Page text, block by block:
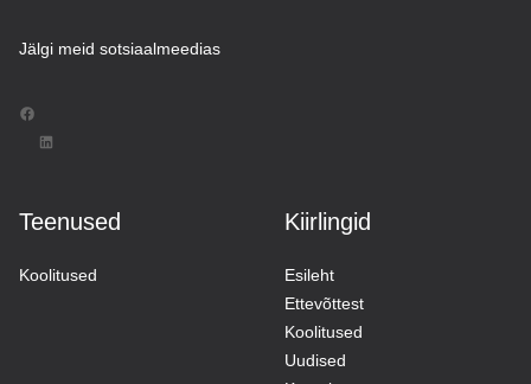
Jälgi meid sotsiaalmeedias
Facebook
LinkedIn
Teenused
Koolitused
Kiirlingid
Esileht
Ettevõttest
Koolitused
Uudised